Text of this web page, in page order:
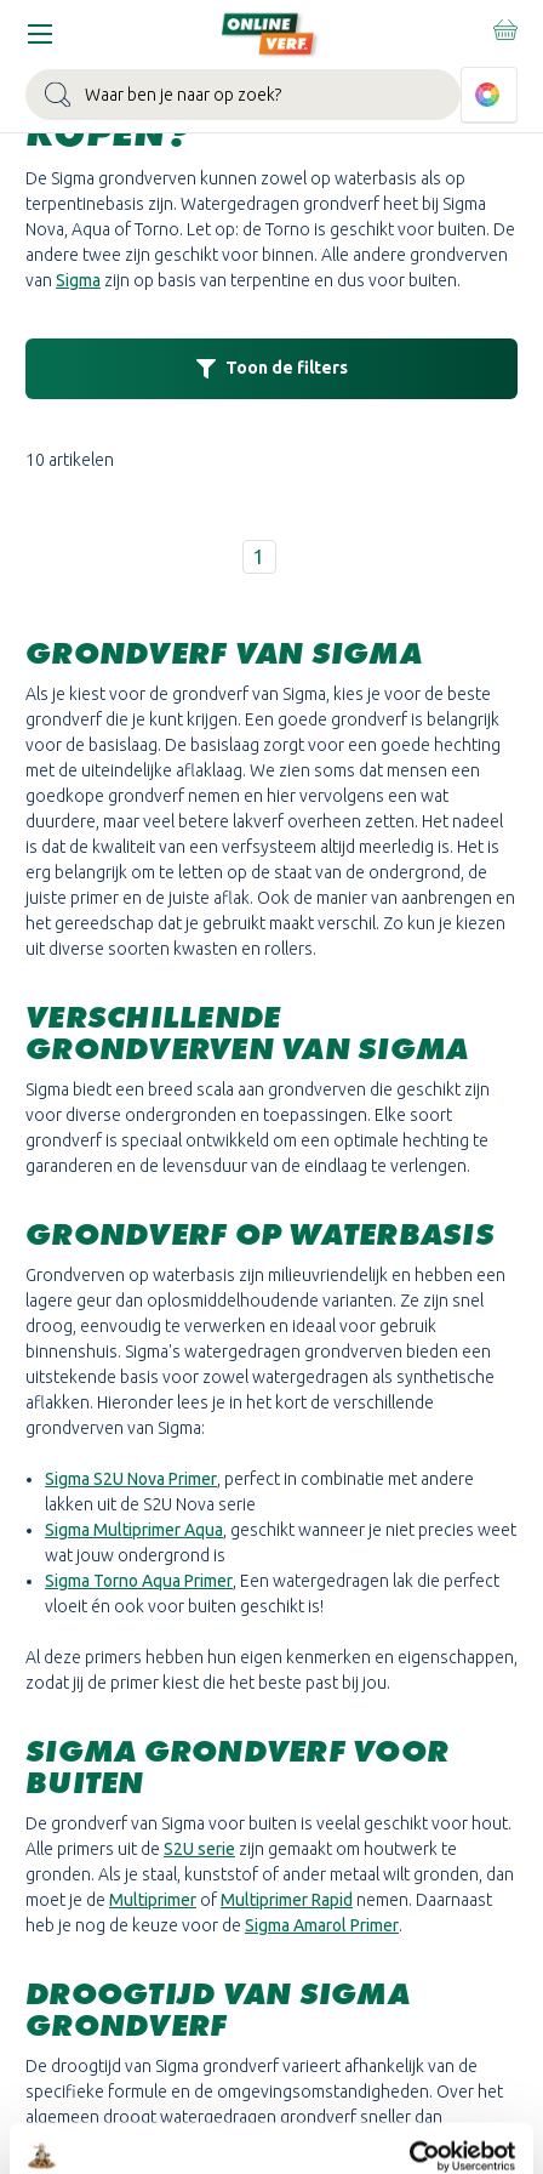
Zoeken
Home Sigma Sigma Grondverf
SIGMA GRONDVERF
KOPEN?
De Sigma grondverven kunnen zowel op waterbasis als op
terpentinebasis zijn. Watergedragen grondverf heet bij Sigma
Nova, Aqua of Torno. Let op: de Torno is geschikt voor buiten. De
andere twee zijn geschikt voor binnen. Alle andere grondverven
van Sigma zijn op basis van terpentine en dus voor buiten.
10 artikelen
1
Toon de filters
GRONDVERF VAN SIGMA
Als je kiest voor de grondverf van Sigma, kies je voor de beste
grondverf die je kunt krijgen. Een goede grondverf is belangrijk
voor de basislaag. De basislaag zorgt voor een goede hechting
met de uiteindelijke aflaklaag. We zien soms dat mensen een
goedkope grondverf nemen en hier vervolgens een wat
duurdere, maar veel betere lakverf overheen zetten. Het nadeel
is dat de kwaliteit van een verfsysteem altijd meerledig is. Het is
erg belangrijk om te letten op de staat van de ondergrond, de
juiste primer en de juiste aflak. Ook de manier van aanbrengen en
het gereedschap dat je gebruikt maakt verschil. Zo kun je kiezen
uit diverse soorten kwasten en rollers.
VERSCHILLENDE
GRONDVERVEN VAN SIGMA
Sigma biedt een breed scala aan grondverven die geschikt zijn
voor diverse ondergronden en toepassingen. Elke soort
grondverf is speciaal ontwikkeld om een optimale hechting te
garanderen en de levensduur van de eindlaag te verlengen.
GRONDVERF OP WATERBASIS
Grondverven op waterbasis zijn milieuvriendelijk en hebben een
lagere geur dan oplosmiddelhoudende varianten. Ze zijn snel
droog, eenvoudig te verwerken en ideaal voor gebruik
binnenshuis. Sigma's watergedragen grondverven bieden een
uitstekende basis voor zowel watergedragen als synthetische
aflakken. Hieronder lees je in het kort de verschillende
grondverven van Sigma:
Sigma S2U Nova Primer , perfect in combinatie met andere
lakken uit de S2U Nova serie
Sigma Multiprimer Aqua , geschikt wanneer je niet precies weet
wat jouw ondergrond is
Sigma Torno Aqua Primer , Een watergedragen lak die perfect
vloeit én ook voor buiten geschikt is!
Al deze primers hebben hun eigen kenmerken en eigenschappen,
zodat jij de primer kiest die het beste past bij jou.
SIGMA GRONDVERF VOOR
BUITEN
De grondverf van Sigma voor buiten is veelal geschikt voor hout.
Alle primers uit de S2U serie zijn gemaakt om houtwerk te
gronden. Als je staal, kunststof of ander metaal wilt gronden, dan
moet je de Multiprimer ofMultiprimer Rapid nemen. Daarnaast
heb je nog de keuze voor de Sigma Amarol Primer.
DROOGTIJD VAN SIGMA
GRONDVERF
De droogtijd van Sigma grondverf varieert afhankelijk van de
specifieke formule en de omgevingsomstandigheden. Over het
algemeen droogt watergedragen grondverf sneller dan
oplosmiddelhoudende verf. Houd rekening met de aanbevolen
droogtijden van primers om een optimale hechting en afwerking